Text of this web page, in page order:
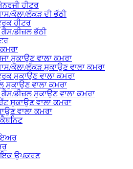
ਹੀਟਰ
ਕੋਲਾ/ਲੱਕੜ ਦੀ ਭੱਠੀ
ਹੀਟਰ
ਡੀਜ਼ਲ ਭੱਠੀ
ਸੁਕਾਉਣ ਵਾਲਾ ਕਮਰਾ
ਕੋਲਾ/ਲੱਕੜ ਸੁਕਾਉਣ ਵਾਲਾ ਕਮਰਾ
ਸੁਕਾਉਣ ਵਾਲਾ ਕਮਰਾ
ਸੁਕਾਉਣ ਵਾਲਾ ਕਮਰਾ
ਡੀਜ਼ਲ ਸੁਕਾਉਣ ਵਾਲਾ ਕਮਰਾ
ਸੁਕਾਉਣ ਵਾਲਾ ਕਮਰਾ
ਵਾਲਾ ਕਮਰਾ
ਉਪਕਰਣ